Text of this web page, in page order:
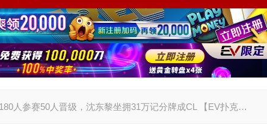
人参赛50人晋级，沈东黎坐拥31万记分牌成CL 【EV扑克…